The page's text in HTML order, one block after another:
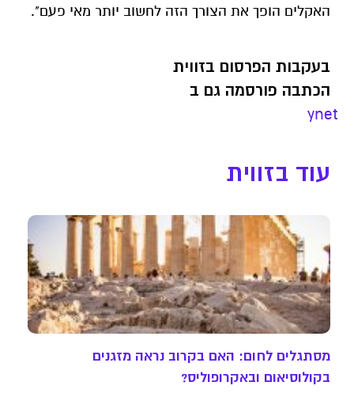
האקלים הופך את הצורך הזה לחשוב יותר מאי פעם".
בעקבות הפרסום בזווית
הכתבה פורסמה גם ב
ynet
עוד בזווית
מסתגלים לחום: האם בקרוב נראה מזגנים
בקולוסיאום ובאקרופוליס?